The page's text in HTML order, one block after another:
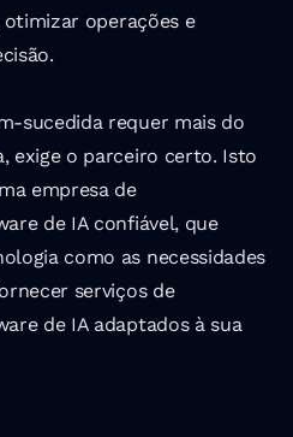
operações e
sucedida requer mais do
exige o parceiro certo. Isto
empresa de
de IA confiável, que
como as necessidades
serviços de
de IA adaptados à sua